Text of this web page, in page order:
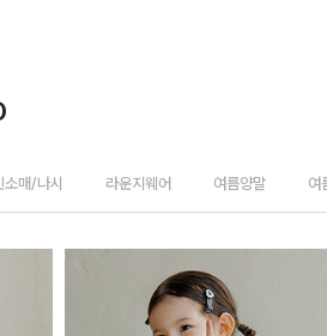
소매/나시 라운지웨어 여름양말 여